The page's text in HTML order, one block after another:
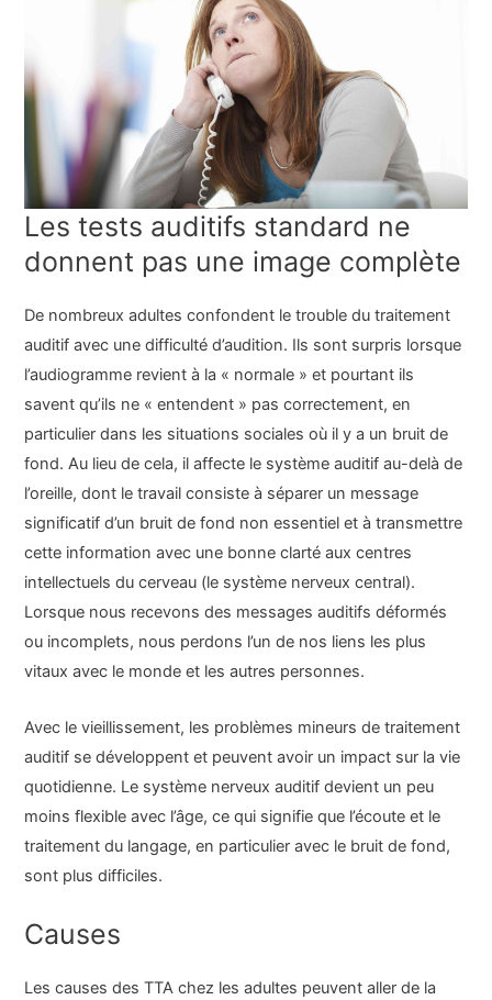
Les tests auditifs standard ne
donnent pas une image complète
De nombreux adultes confondent le trouble du traitement
auditif avec une difficulté d’audition. Ils sont surpris lorsque
l’audiogramme revient à la « normale » et pourtant ils
savent qu’ils ne « entendent » pas correctement, en
particulier dans les situations sociales où il y a un bruit de
fond. Au lieu de cela, il affecte le système auditif au-delà de
l’oreille, dont le travail consiste à séparer un message
significatif d’un bruit de fond non essentiel et à transmettre
cette information avec une bonne clarté aux centres
intellectuels du cerveau (le système nerveux central).
Lorsque nous recevons des messages auditifs déformés
ou incomplets, nous perdons l’un de nos liens les plus
vitaux avec le monde et les autres personnes.
Avec le vieillissement, les problèmes mineurs de traitement
auditif se développent et peuvent avoir un impact sur la vie
quotidienne. Le système nerveux auditif devient un peu
moins flexible avec l’âge, ce qui signifie que l’écoute et le
traitement du langage, en particulier avec le bruit de fond,
sont plus difficiles.
Causes
Les causes des TTA chez les adultes peuvent aller de la